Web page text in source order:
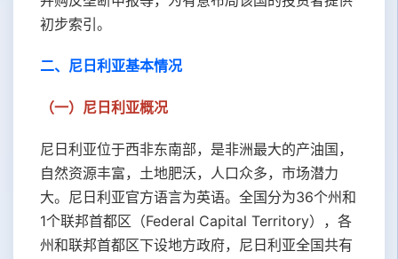
初步索引。
二、尼日利亚基本情况
（一）尼日利亚概况
尼日利亚位于西非东南部，是非洲最大的产油国，
自然资源丰富，土地肥沃，人口众多，市场潜力
大。尼日利亚官方语言为英语。全国分为36个州和
1个联邦首都区（Federal Capital Territory），各
州和联邦首都区下设地方政府，尼日利亚全国共有